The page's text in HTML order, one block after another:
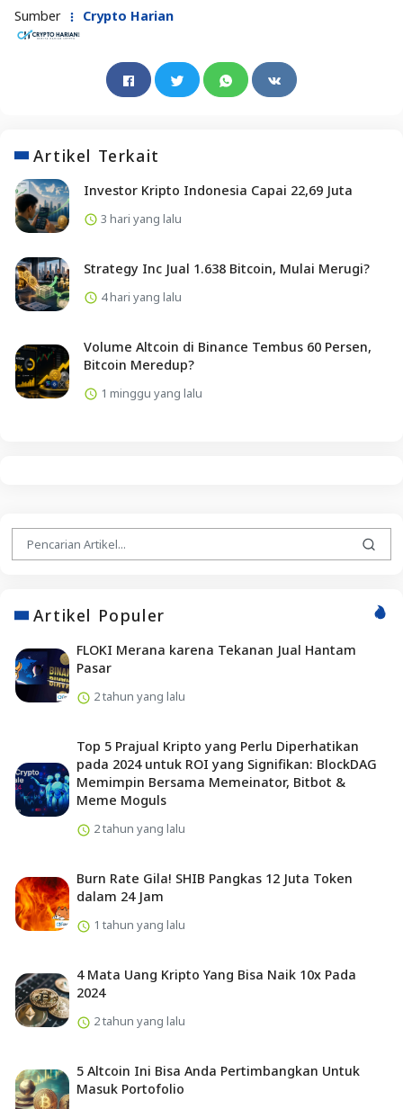
Sumber Crypto Harian
Artikel Terkait
Investor Kripto Indonesia Capai 22,69 Juta
3 hari yang lalu
Strategy Inc Jual 1.638 Bitcoin, Mulai Merugi?
4 hari yang lalu
Volume Altcoin di Binance Tembus 60 Persen,
Bitcoin Meredup?
1 minggu yang lalu
Artikel Populer
FLOKI Merana karena Tekanan Jual Hantam
Pasar
2 tahun yang lalu
Top 5 Prajual Kripto yang Perlu Diperhatikan
pada 2024 untuk ROI yang Signifikan: BlockDAG
Memimpin Bersama Memeinator, Bitbot &
Meme Moguls
2 tahun yang lalu
Burn Rate Gila! SHIB Pangkas 12 Juta Token
dalam 24 Jam
1 tahun yang lalu
4 Mata Uang Kripto Yang Bisa Naik 10x Pada
2024
2 tahun yang lalu
5 Altcoin Ini Bisa Anda Pertimbangkan Untuk
Masuk Portofolio